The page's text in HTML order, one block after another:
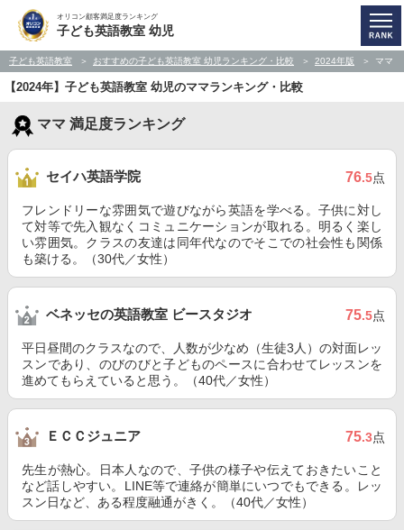
オリコン顧客満足度ランキング
子ども英語教室 幼児
子ども英語教室 おすすめの子ども英語教室 幼児ランキング・比較 2024年版 ママ
【2024年】子ども英語教室 幼児のママランキング・比較
ママ 満足度ランキング
セイハ英語学院 76.5点
フレンドリーな雰囲気で遊びながら英語を学べる。子供に対し
て対等で先入観なくコミュニケーションが取れる。明るく楽し
い雰囲気。クラスの友達は同年代なのでそこでの社会性も関係
も築ける。（30代／女性）
ベネッセの英語教室 ビースタジオ 75.5点
平日昼間のクラスなので、人数が少なめ（生徒3人）の対面レッ
スンであり、のびのびと子どものペースに合わせてレッスンを
進めてもらえていると思う。（40代／女性）
ＥＣＣジュニア 75.3点
先生が熱心。日本人なので、子供の様子や伝えておきたいこと
など話しやすい。LINE等で連絡が簡単にいつでもできる。レッ
スン日など、ある程度融通がきく。（40代／女性）